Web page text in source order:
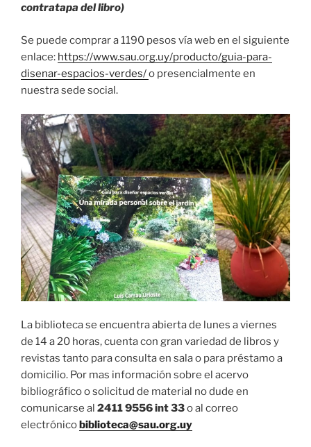
contratapa del libro)
Se puede comprar a 1190 pesos vía web en el siguiente
enlace: https://www.sau.org.uy/producto/guia-para-
disenar-espacios-verdes/o presencialmente en
nuestra sede social.
La biblioteca se encuentra abierta de lunes a viernes
de 14 a 20 horas, cuenta con gran variedad de libros y
revistas tanto para consulta en sala o para préstamo a
domicilio. Por mas información sobre el acervo
bibliográfico o solicitud de material no dude en
comunicarse al 2411 9556 int 33o al correo
electrónicobiblioteca@sau.org.uy